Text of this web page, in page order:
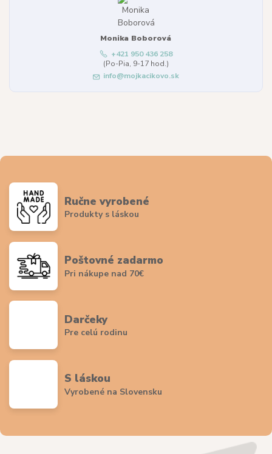
Monika Boborová
+421 950 436 258
(Po-Pia, 9-17 hod.)
info@mojkacikovo.sk
Ručne vyrobené
Produkty s láskou
Poštovné zadarmo
Pri nákupe nad 70€
Darčeky
Pre celú rodinu
S láskou
Vyrobené na Slovensku